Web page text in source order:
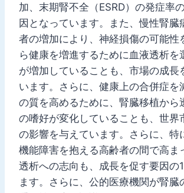
加、末期腎不全（ESRD）の発症率
因となっています。また、慢性腎臓
者の増加により、神経損傷の可能性
ら健康を増進するために血液透析を
が増加していることも、市場の成長
います。さらに、健康上の合併症を
の質を高めるために、腎臓移植から
の嗜好が変化していることも、世界
の影響を与えています。さらに、特
機能障害を抱える高齢者の間で高ま
透析への志向も、成長を促す要因の
ます。さらに、公的医療機関が腎臓